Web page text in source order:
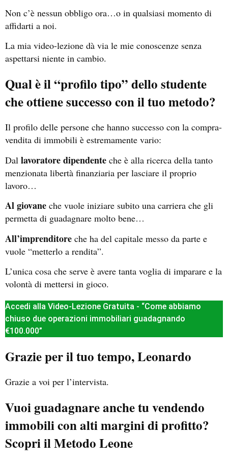
Non c’è nessun obbligo ora…o in qualsiasi momento di
affidarti a noi.
La mia video-lezione dà via le mie conoscenze senza
aspettarsi niente in cambio.
Qual è il “profilo tipo” dello studente
che ottiene successo con il tuo metodo?
Il profilo delle persone che hanno successo con la compra-
vendita di immobili è estremamente vario:
Dal lavoratore dipendente che è alla ricerca della tanto
menzionata libertà finanziaria per lasciare il proprio
lavoro…
Al giovane che vuole iniziare subito una carriera che gli
permetta di guadagnare molto bene…
All’imprenditore che ha del capitale messo da parte e
vuole “metterlo a rendita”.
L’unica cosa che serve è avere tanta voglia di imparare e la
volontà di mettersi in gioco.
Accedi alla Video-Lezione Gratuita - “Come abbiamo
chiuso due operazioni immobiliari guadagnando
€100.000”
Grazie per il tuo tempo, Leonardo
Grazie a voi per l’intervista.
Vuoi guadagnare anche tu vendendo
immobili con alti margini di profitto?
Scopri il Metodo Leone